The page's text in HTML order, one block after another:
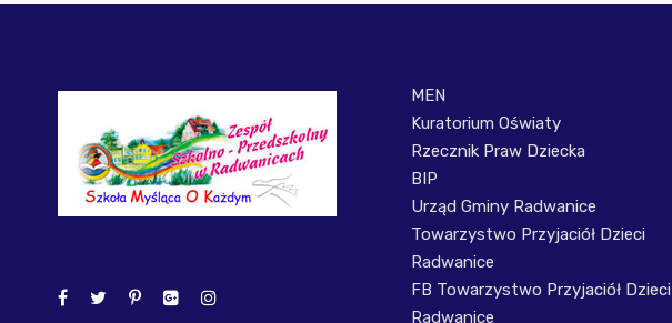
MEN
Kuratorium Oświaty
Rzecznik Praw Dziecka
BIP
Urząd Gminy Radwanice
Towarzystwo Przyjaciół Dzieci
Radwanice
FB Towarzystwo Przyjaciół Dzieci
Radwanice